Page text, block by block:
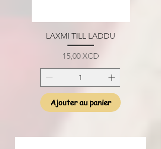
LAXMI TILL LADDU
Prix
15,00 XCD
Ajouter au panier